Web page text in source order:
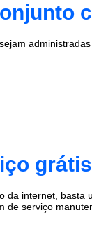
grátis
internet,
de serviço